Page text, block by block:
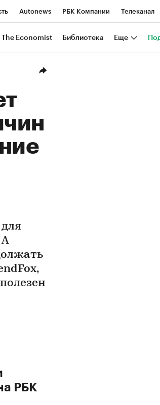
Autonews РБК Компании Телеканал
Визионеры Национальные проекты Город
The Economist Библиотека Еще
А
РБК